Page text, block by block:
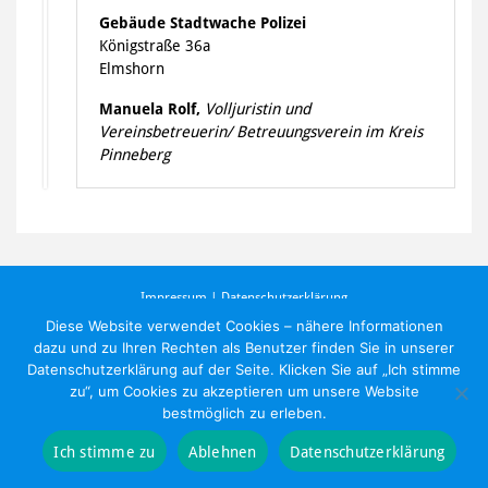
Gebäude Stadtwache Polizei
Königstraße 36a
Elmshorn
Manuela Rolf, Volljuristin und
Vereinsbetreuerin/ Betreuungsverein im Kreis
Pinneberg
©2020 BTV-Pinneberg.
Impressum | Datenschutzerklärung
Diese Website verwendet Cookies – nähere Informationen
dazu und zu Ihren Rechten als Benutzer finden Sie in unserer
Datenschutzerklärung auf der Seite. Klicken Sie auf „Ich stimme
zu“, um Cookies zu akzeptieren um unsere Website
bestmöglich zu erleben.
Ich stimme zu Ablehnen Datenschutzerklärung